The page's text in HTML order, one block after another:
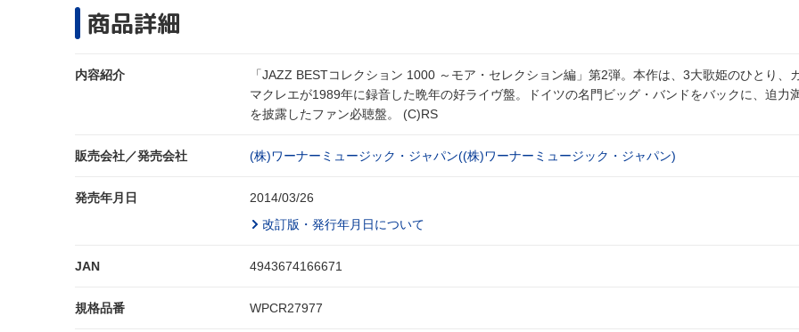
商品詳細
内容紹介
「JAZZ BESTコレクション 1000 ～モア・セレクション編」第2弾。本作は、3大歌姫のひとり、
マクレエが1989年に録音した晩年の好ライヴ盤。ドイツの名門ビッグ・バンドをバックに、迫力
を披露したファン必聴盤。 (C)RS
販売会社／発売会社 (株)ワーナーミュージック・ジャパン((株)ワーナーミュージック・ジャパン)
発売年月日
2014/03/26
改訂版・発行年月日について
JAN 4943674166671
規格品番 WPCR27977